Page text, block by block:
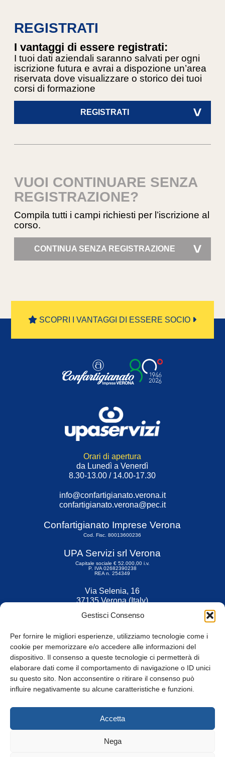
Gestisci Consenso
Per fornire le migliori esperienze, utilizziamo tecnologie come i
cookie per memorizzare e/o accedere alle informazioni del
dispositivo. Il consenso a queste tecnologie ci permetterà di
elaborare dati come il comportamento di navigazione o ID unici
su questo sito. Non acconsentire o ritirare il consenso può
influire negativamente su alcune caratteristiche e funzioni.
Accetta
Nega
REGISTRATI
I vantaggi di essere registrati:
I tuoi dati aziendali saranno salvati per ogni
iscrizione futura e avrai a dispozione un’area
riservata dove visualizzare o storico dei tuoi
corsi di formazione
REGISTRATI >
VUOI CONTINUARE SENZA
REGISTRAZIONE?
Compila tutti i campi richiesti per l’iscrizione al
corso.
CONTINUA SENZA REGISTRAZIONE >
SCOPRI I VANTAGGI DI ESSERE SOCIO
Orari di apertura
da Lunedì a Venerdì
8.30-13.00 / 14.00-17.30
info@confartigianato.verona.it
confartigianato.verona@pec.it
Confartigianato Imprese Verona
Cod. Fisc. 80013600236
UPA Servizi srl Verona
Capitale sociale € 52.000,00 i.v.
P. IVA 02682390238
REA n. 254349
Via Selenia, 16
37135 Verona (Italy)
Fax 045 9211599
© Tutti i diritti riservati